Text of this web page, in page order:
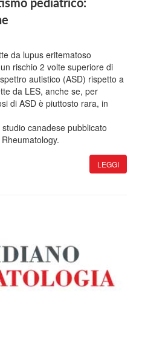
pediatrico:
da lupus eritematoso
rischio 2 volte superiore di
autistico (ASD) rispetto a
da LES, anche se, per
di ASD è piuttosto rara, in
canadese pubblicato
LEGGI